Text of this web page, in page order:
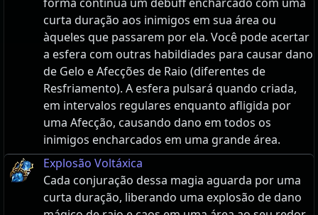
curta duração aos inimigos em sua área ou
àqueles que passarem por ela. Você pode acertar
a esfera com outras habildiades para causar dano
de Gelo e Afecções de Raio (diferentes de
Resfriamento). A esfera pulsará quando criada,
em intervalos regulares enquanto afligida por
uma Afecção, causando dano em todos os
inimigos encharcados em uma grande área.
Explosão Voltáxica
Cada conjuração dessa magia aguarda por uma
curta duração, liberando uma explosão de dano